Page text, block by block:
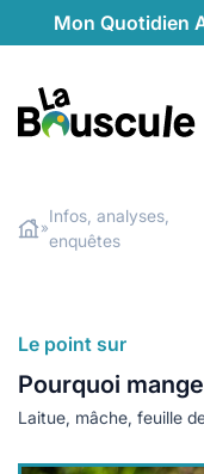
Mon Quotidien
au naturel
végétariennes
locales
naturelle
naturel
témoignages
saison
Rechercher
»
Infos, analyses,
enquêtes
Le point sur
Pourquoi
Laitue, mâche, feuille